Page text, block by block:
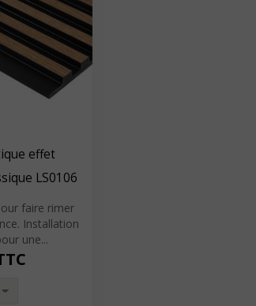
effet
LS0106
faire rimer
Installation
une...